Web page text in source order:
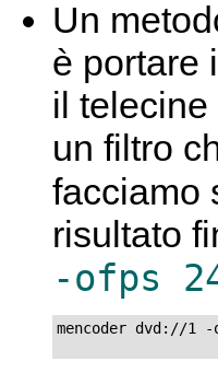
Un
è portare
il
un filtro
facciamo
risultato
-ofps
mencoder dvd://1